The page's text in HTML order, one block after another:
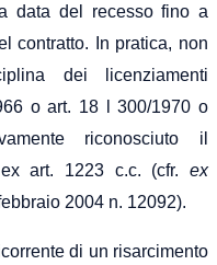
data del recesso fino a
contratto.
In pratica, non
dei licenziamenti
o art. 18 l 300/1970 o
riconosciuto il
art. 1223 c.c. (cfr. ex
2004 n. 12092).
di un risarcimento